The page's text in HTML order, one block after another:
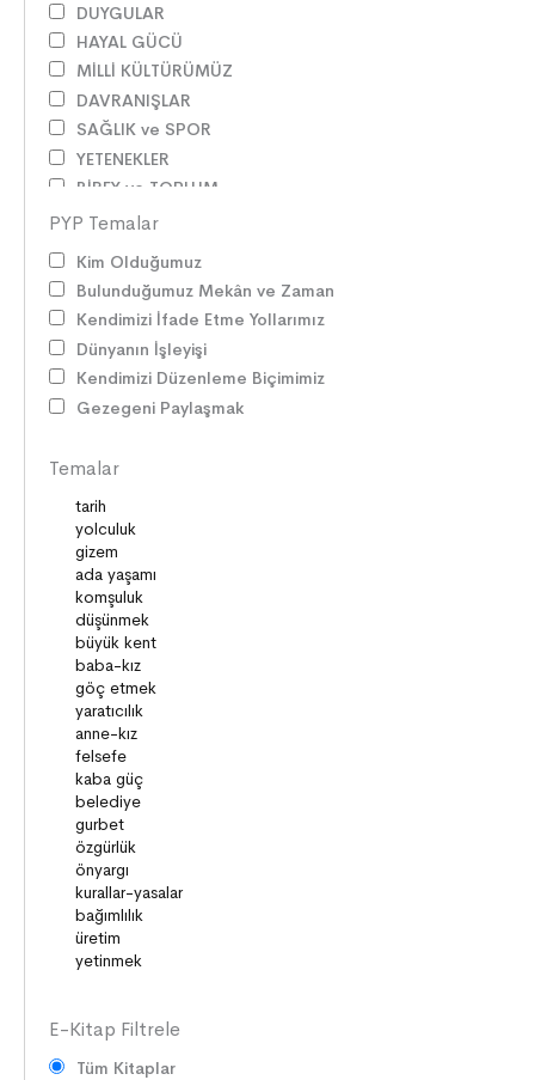
DUYGULAR
HAYAL GÜCÜ
MİLLİ KÜLTÜRÜMÜZ
DAVRANIŞLAR
SAĞLIK ve SPOR
YETENEKLER
BİREY ve TOPLUM
ANLAM ARAYIŞI
SAĞLIK ve ÇEVRE
OYUNLAR
ZAMAN ve MEKÂN
EDEBİ TÜRLER
SORUMLULUKLAR
SÖZ VARLIĞI
HAK ve ÖZGÜRLÜKLER
ATATÜRK
LİDERLER
DOĞA ve EVREN
HAKLAR
DEMOKRASİ
BİLİM ve TEKNOLOJİ
KÜLTÜRLER
DİLİMİZİN ZENGİNLİĞİ
KİŞİSEL GELİŞİM
SAĞLIK
MİLLİ MÜCADELE
OKUMA KÜLTÜRÜ
GELENEKLER
PYP Temalar
Kim Olduğumuz
Bulunduğumuz Mekân ve Zaman
Kendimizi İfade Etme Yollarımız
Dünyanın İşleyişi
Kendimizi Düzenleme Biçimimiz
Gezegeni Paylaşmak
Temalar
E-Kitap Filtrele
Tüm Kitaplar